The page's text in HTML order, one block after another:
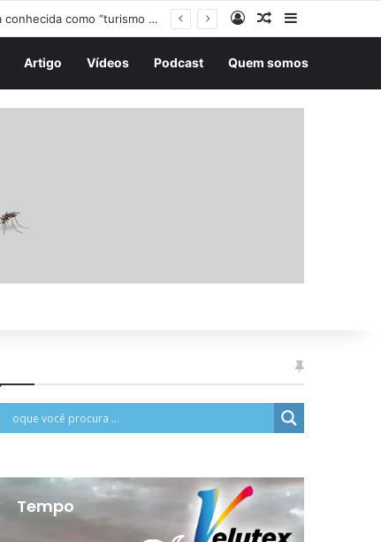
EntrarArtigo aleatório
Artigo Vídeos Podcast Quem somos
Tempo